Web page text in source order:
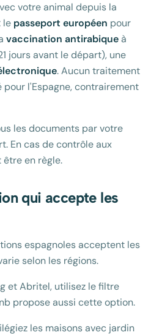
votre animal depuis la
le passeport européen pour
vaccination antirabiqueà
jours avant le départ), une
. Aucun traitement
l'Espagne, contrairement
les documents par votre
En cas de contrôle aux
en règle.
qui accepte les
espagnoles acceptent les
selon les régions.
et Abritel, utilisez le filtre
propose aussi cette option.
les maisons avec jardin